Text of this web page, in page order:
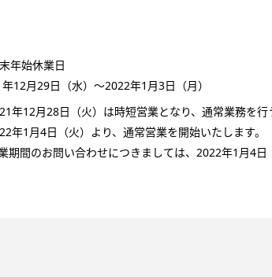
年始休業日
12月29日（水）～2022年1月3日（月）
年12月28日（火）は時短営業となり、通常業務を行
年1月4日（火）より、通常営業を開始いたします。
期間のお問い合わせにつきましては、2022年1月4日